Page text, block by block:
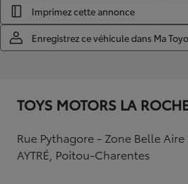
Imprimez cette annonce
Enregistrez ce véhicule dans Ma
TOYS MOTORS LA
Rue Pythagore - Zone Belle Aire
AYTRÉ, Poitou-Charentes